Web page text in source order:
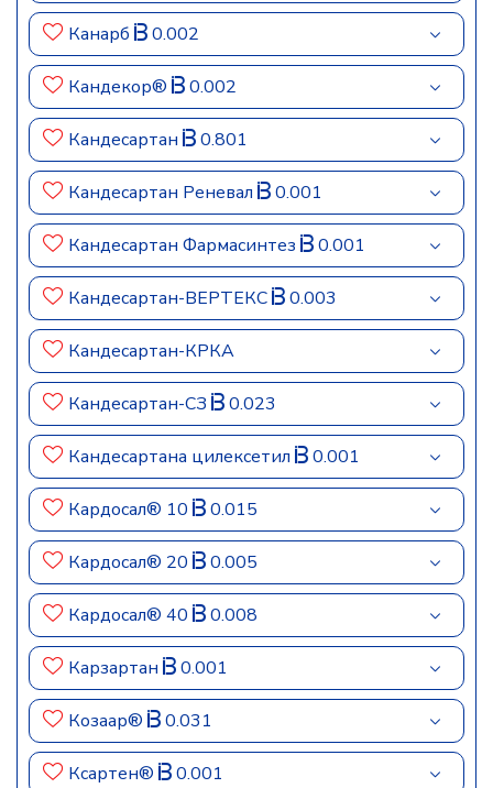
Канарб 0.002
Кандекор® 0.002
Кандесартан 0.801
Кандесартан Реневал 0.001
Кандесартан Фармасинтез 0.001
Кандесартан-ВЕРТЕКС 0.003
Кандесартан-КРКА
Кандесартан-СЗ 0.023
Кандесартана цилексетил 0.001
Кардосал® 10 0.015
Кардосал® 20 0.005
Кардосал® 40 0.008
Карзартан 0.001
Козаар® 0.031
Ксартен® 0.001